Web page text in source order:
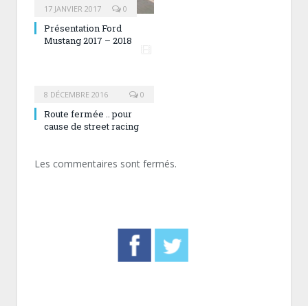
17 JANVIER 2017 0
Présentation Ford
Mustang 2017 – 2018
8 DÉCEMBRE 2016 0
Route fermée .. pour
cause de street racing
Les commentaires sont fermés.